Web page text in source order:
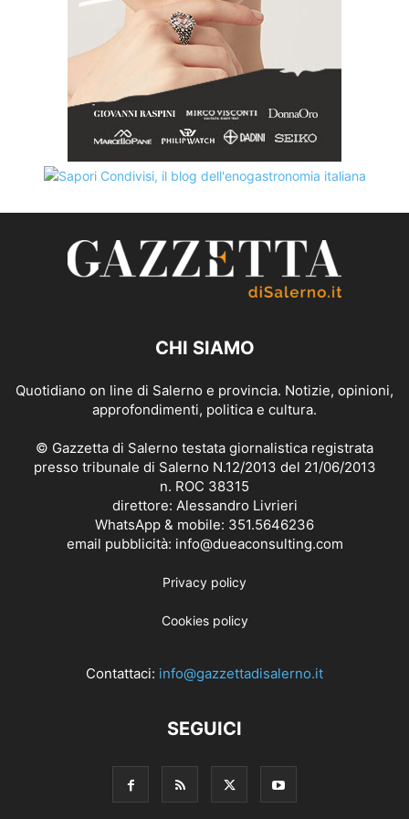
CHI SIAMO
Quotidiano on line di Salerno e provincia. Notizie, opinioni,
approfondimenti, politica e cultura.
© Gazzetta di Salerno testata giornalistica registrata
presso tribunale di Salerno N.12/2013 del 21/06/2013
n. ROC 38315
direttore: Alessandro Livrieri
WhatsApp & mobile: 351.5646236
email pubblicità: info@dueaconsulting.com
Privacy policy
Cookies policy
Contattaci: info@gazzettadisalerno.it
SEGUICI